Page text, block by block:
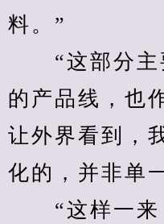
料。”
“这部分主
的产品线，也
让外界看到，
化的，并非单
“这样一来